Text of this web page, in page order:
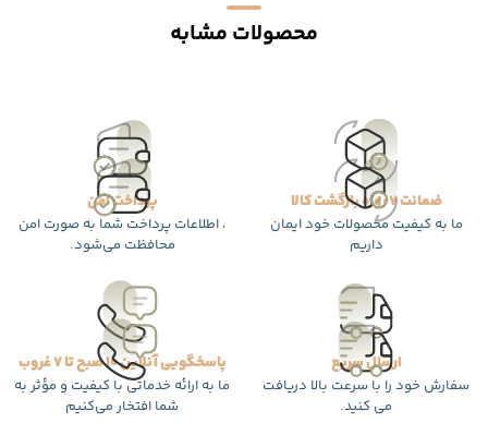
محصولات مشابه
ضمانت 7 روزه بازگشت کالا
ما به کیفیت محصولات خود ایمان
داریم
پرداخت امن
، اطلاعات پرداخت شما به صورت امن
محافظت می‌شود.
ارسال سریع
سفارش خود را با سرعت بالا دریافت
می کنید.
پاسخگویی آنلاین 10 صبح تا 7 غروب
ما به ارائه خدماتی با کیفیت و مؤثر به
شما افتخار می‌کنیم